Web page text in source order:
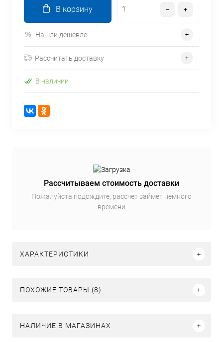
В корзину
Нашли дешевле
Рассчитать доставку
В наличии
Рассчитываем стоимость доставки
Пожалуйста подождите, рассчет займет немного
времени
ХАРАКТЕРИСТИКИ
ПОХОЖИЕ ТОВАРЫ (8)
НАЛИЧИЕ В МАГАЗИНАХ